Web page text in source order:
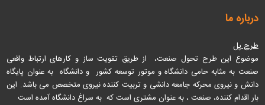
درباره ما
طرح پل
موضوع این طرح تحول صنعت، از طریق تقویت ساز و کارهای ارتباط واقعی
صنعت به مثابه حامی دانشگاه و موتور توسعه کشور و دانشگاه به عنوان پایگاه
دانش و نیروی محرکه جامعه دانشی و تربیت کننده نیروی متخصص می باشد. این
بار اقدام کننده، صنعت ، به عنوان مشتری است که به سراغ دانشگاه آمده است